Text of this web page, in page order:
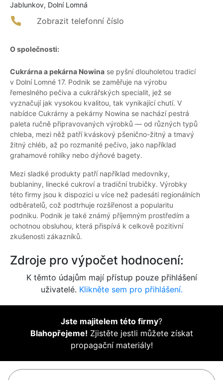
Jablunkov, Dolní Lomná
Zobrazit telefonní číslo
O společnosti:
Cukrárna a pekárna Nowina se pyšní dlouholetou tradicí
v Dolní Lomné 17. Podnik se zaměřuje na výrobu
řemeslného pečiva a cukrářských specialit, jež se
vyznačují jak vysokou kvalitou, tak vynikající chutí. V
nabídce Cukrárny a pekárny Nowina se nachází pestrá
paleta ručně připravovaných výrobků — od různých typů
chleba, mezi něž patří kváskový pšenično-žitný a tmavý
žitný chléb, až po rozmanité pečivo, jako například
grahamové rohlíky nebo dýňové bagety.
Mezi sladké produkty patří například medovníky,
bublaniny, linecké cukroví a tradiční trubičky. Výrobky
této firmy jsou k dispozici u více než padesáti regionálních
odběratelů, což podtrhuje rozšířenost a popularitu
podniku. Podnik je také známý příjemným prostředím a
ochotnou obsluhou, která přispívá k celkově pozitivní
zkušenosti zákazníků.
Zdroje pro výpočet hodnocení:
K těmto údajům mají přístup pouze přihlášení
uživatelé. Klikněte sem pro přihlášení.
Jste majitelem této firmy?
Blahopřejeme! Zjistěte jestli můžete získat
propagační materiály!